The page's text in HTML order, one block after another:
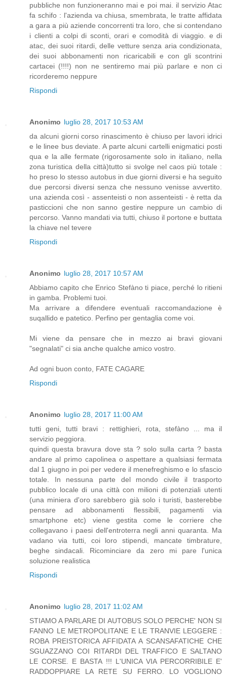
pubbliche non funzioneranno mai e poi mai. il servizio Atac
fa schifo : l'azienda va chiusa, smembrata, le tratte affidata
a gara a più aziende concorrenti tra loro, che si contendano
i clienti a colpi di sconti, orari e comodità di viaggio. e di
atac, dei suoi ritardi, delle vetture senza aria condizionata,
dei suoi abbonamenti non ricaricabili e con gli scontrini
cartacei (!!!!) non ne sentiremo mai più parlare e non ci
ricorderemo neppure
Rispondi
Anonimo luglio 28, 2017 10:53 AM
da alcuni giorni corso rinascimento è chiuso per lavori idrici
e le linee bus deviate. A parte alcuni cartelli enigmatici posti
qua e la alle fermate (rigorosamente solo in italiano, nella
zona turistica della città)tutto si svolge nel caos più totale :
ho preso lo stesso autobus in due giorni diversi e ha seguito
due percorsi diversi senza che nessuno venisse avvertito.
una azienda così - assenteisti o non assenteisti - è retta da
pasticcioni che non sanno gestire neppure un cambio di
percorso. Vanno mandati via tutti, chiuso il portone e buttata
la chiave nel tevere
Rispondi
Anonimo luglio 28, 2017 10:57 AM
Abbiamo capito che Enrico Stefàno ti piace, perché lo ritieni
in gamba. Problemi tuoi.
Ma arrivare a difendere eventuali raccomandazione è
suqallido e patetico. Perfino per gentaglia come voi.
Mi viene da pensare che in mezzo ai bravi giovani
"segnalati" ci sia anche qualche amico vostro.
Ad ogni buon conto, FATE CAGARE
Rispondi
Anonimo luglio 28, 2017 11:00 AM
tutti geni, tutti bravi : rettighieri, rota, stefàno ... ma il
servizio peggiora.
quindi questa bravura dove sta ? solo sulla carta ? basta
andare al primo capolinea o aspettare a qualsiasi fermata
dal 1 giugno in poi per vedere il menefreghismo e lo sfascio
totale. In nessuna parte del mondo civile il trasporto
pubblico locale di una città con milioni di potenziali utenti
(una miniera d'oro sarebbero già solo i turisti, basterebbe
pensare ad abbonamenti flessibili, pagamenti via
smartphone etc) viene gestita come le corriere che
collegavano i paesi dell'entroterra negli anni quaranta. Ma
vadano via tutti, coi loro stipendi, mancate timbrature,
beghe sindacali. Ricominciare da zero mi pare l'unica
soluzione realistica
Rispondi
Anonimo luglio 28, 2017 11:02 AM
STIAMO A PARLARE DI AUTOBUS SOLO PERCHE' NON SI
FANNO LE METROPOLITANE E LE TRANVIE LEGGERE :
ROBA PREISTORICA AFFIDATA A SCANSAFATICHE CHE
SGUAZZANO COI RITARDI DEL TRAFFICO E SALTANO
LE CORSE. E BASTA !!! L'UNICA VIA PERCORRIBILE E'
RADDOPPIARE LA RETE SU FERRO. LO VOGLIONO